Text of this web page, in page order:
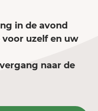
in de avond
voor uzelf en uw
naar de